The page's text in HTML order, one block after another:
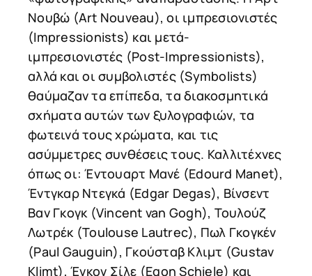
Νουβώ (Art Nouveau), οι ιμπρεσιονιστές
(Impressionists) και μετά-
ιμπρεσιονιστές (Post-Impressionists),
αλλά και οι συμβολιστές (Symbolists)
θαύμαζαν τα επίπεδα, τα διακοσμητικά
σχήματα αυτών των ξυλογραφιών, τα
φωτεινά τους χρώματα, και τις
ασύμμετρες συνθέσεις τους. Καλλιτέχνες
όπως οι: Έντουαρτ Μανέ (Edourd Manet),
Έντγκαρ Ντεγκά (Edgar Degas), Βίνσεντ
Βαν Γκογκ (Vincent van Gogh), Τουλούζ
Λωτρέκ (Toulouse Lautrec), Πωλ Γκογκέν
(Paul Gauguin), Γκούσταβ Κλιμτ (Gustav
Klimt), Έγκον Σίλε (Egon Schiele) και